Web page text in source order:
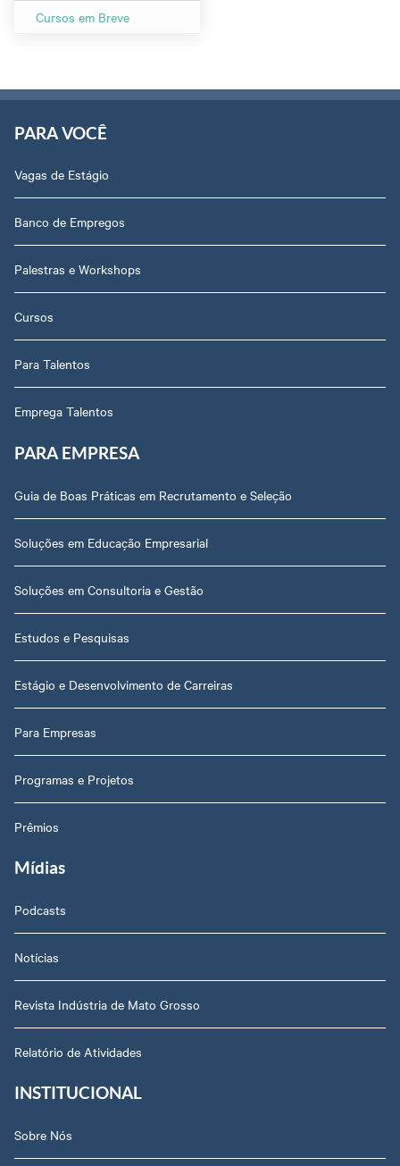
Cursos em Breve
PARA VOCÊ
Vagas de Estágio
Banco de Empregos
Palestras e Workshops
Cursos
Para Talentos
Emprega Talentos
PARA EMPRESA
Guia de Boas Práticas em Recrutamento e Seleção
Soluções em Educação Empresarial
Soluções em Consultoria e Gestão
Estudos e Pesquisas
Estágio e Desenvolvimento de Carreiras
Para Empresas
Programas e Projetos
Prêmios
Mídias
Podcasts
Notícias
Revista Indústria de Mato Grosso
Relatório de Atividades
INSTITUCIONAL
Sobre Nós